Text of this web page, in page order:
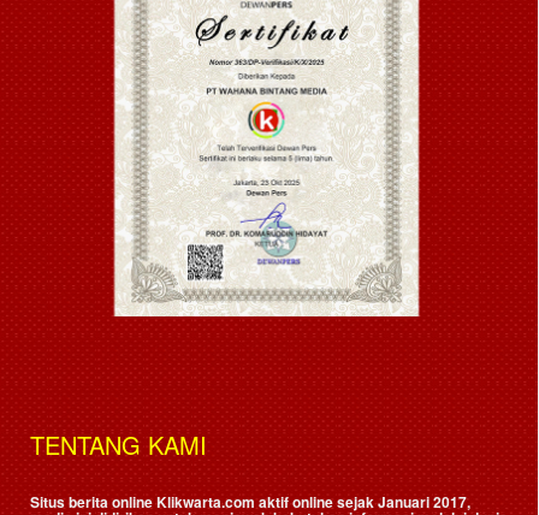
TENTANG KAMI
Situs berita online Klikwarta.com aktif online sejak Januari 2017,